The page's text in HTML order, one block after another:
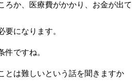
ろか、医療費がかかり、お金が出て
になります。
ですね。
とは難しいという話を聞きますか